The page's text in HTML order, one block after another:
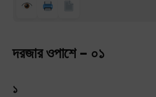
দরজার ওপাশে – ০১
১